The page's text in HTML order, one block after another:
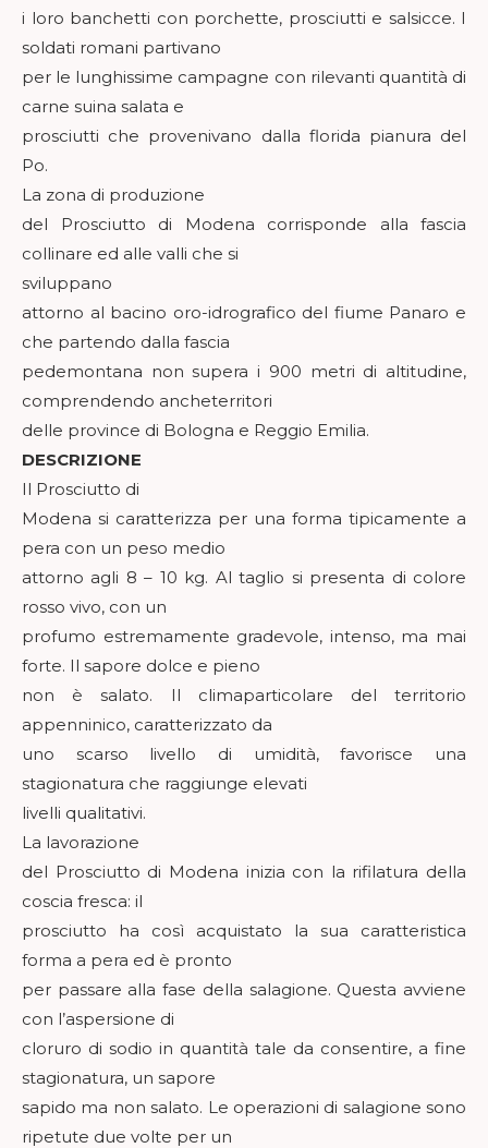
i loro banchetti con porchette, prosciutti e salsicce. I
soldati romani partivano
per le lunghissime campagne con rilevanti quantità di
carne suina salata e
prosciutti che provenivano dalla florida pianura del
Po.
La zona di produzione
del Prosciutto di Modena corrisponde alla fascia
collinare ed alle valli che si
sviluppano
attorno al bacino oro-idrografico del fiume Panaro e
che partendo dalla fascia
pedemontana non supera i 900 metri di altitudine,
comprendendo ancheterritori
delle province di Bologna e Reggio Emilia.
DESCRIZIONE
Il Prosciutto di
Modena si caratterizza per una forma tipicamente a
pera con un peso medio
attorno agli 8 – 10 kg. Al taglio si presenta di colore
rosso vivo, con un
profumo estremamente gradevole, intenso, ma mai
forte. Il sapore dolce e pieno
non è salato. Il climaparticolare del territorio
appenninico, caratterizzato da
uno scarso livello di umidità, favorisce una
stagionatura che raggiunge elevati
livelli qualitativi.
La lavorazione
del Prosciutto di Modena inizia con la rifilatura della
coscia fresca: il
prosciutto ha così acquistato la sua caratteristica
forma a pera ed è pronto
per passare alla fase della salagione. Questa avviene
con l’aspersione di
cloruro di sodio in quantità tale da consentire, a fine
stagionatura, un sapore
sapido ma non salato. Le operazioni di salagione sono
ripetute due volte per un